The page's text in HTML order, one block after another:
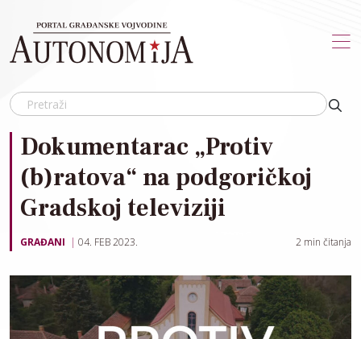
Dokumentarac „Protiv
(b)ratova“ na podgoričkoj
Gradskoj televiziji
GRAĐANI 04. FEB 2023. 2 min čitanja